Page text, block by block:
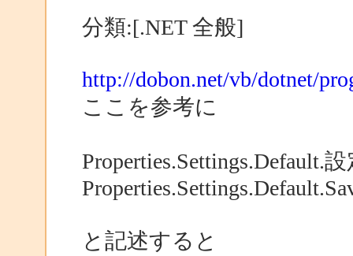
分類:[.NET 全般]
http://dobon.net/vb/dotnet/
ここを参考に
Properties.Settings.Default.
と記述すると